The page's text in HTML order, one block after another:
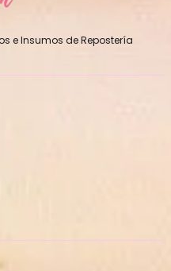
e Insumos de Repostería